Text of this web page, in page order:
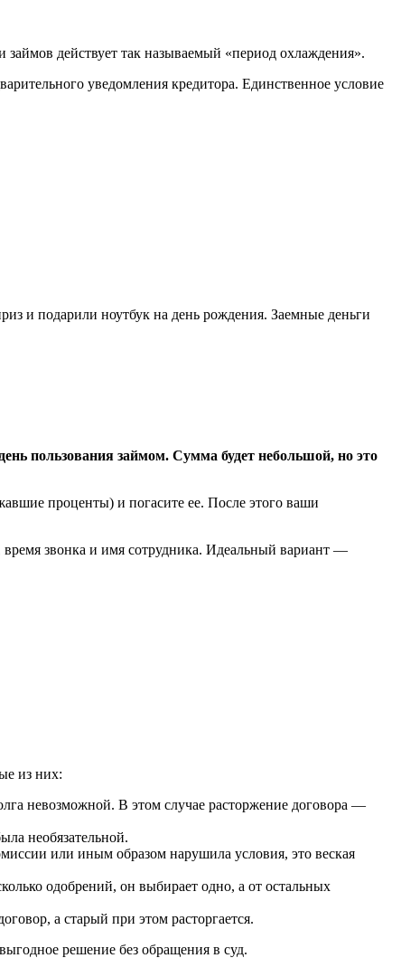
займов действует так называемый «период охлаждения».
уведомления кредитора. Единственное условие
и подарили ноутбук на день рождения. Заемные деньги
пользования займом. Сумма будет небольшой, но это
проценты) и погасите ее. После этого ваши
время звонка и имя сотрудника. Идеальный вариант —
из них:
невозможной. В этом случае расторжение договора —
необязательной.
или иным образом нарушила условия, это веская
одобрений, он выбирает одно, а от остальных
а старый при этом расторгается.
решение без обращения в суд.